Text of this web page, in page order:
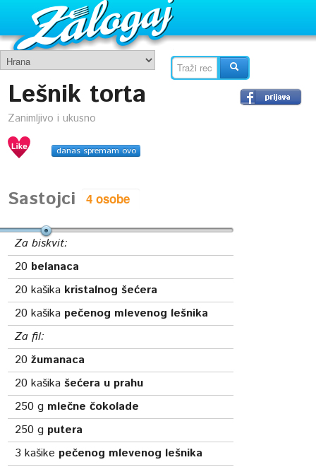
Lešnik torta
Zanimljivo i ukusno
danas spremam ovo
Sastojci
Za biskvit:
20 belanaca
20 kašika kristalnog šećera
20 kašika pečenog mlevenog lešnika
Za fil:
20 žumanaca
20 kašikašećera u prahu
250 g mlečne čokolade
250 g putera
3 kašike pečenog mlevenog lešnika